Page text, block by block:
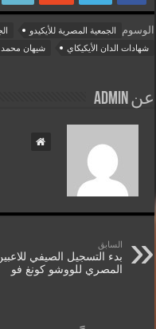
الوسوم الجمعية المصرية للأيكيدو
شهادات الدان الأيكيكاي
شيهان محمد
عن admin
السابق
بدء التسجيل الصيفي للاعبين
المصري للووشو كونغ فو